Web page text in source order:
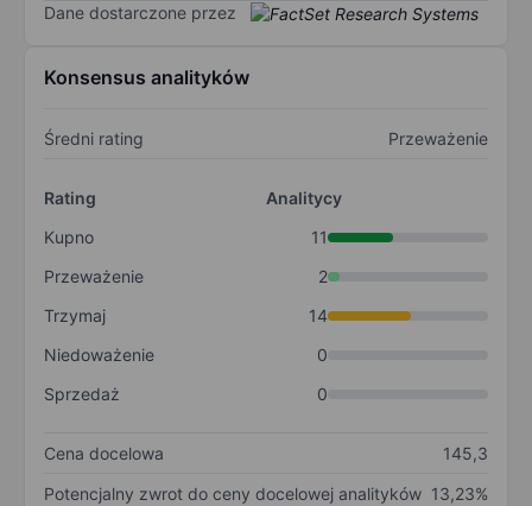
Dane dostarczone przez
Konsensus analityków
Średni rating Przeważenie
Rating
Analitycy
Kupno
11
Przeważenie
2
Trzymaj
14
Niedoważenie
0
Sprzedaż
0
Cena docelowa
145,3
Potencjalny zwrot do ceny docelowej analityków 13,23%